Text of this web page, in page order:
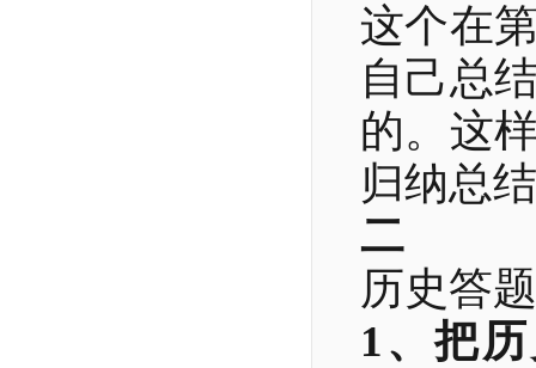
这个在
自己总
的。这
归纳总
二
历史答
1、把